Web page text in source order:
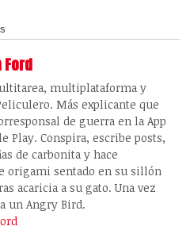
multiplataforma y
Más explicante que
de guerra en la App
Play. Conspira, escribe posts,
de carbonita y hace
origami sentado en su sillón
acaricia a su gato. Una vez
un Angry Bird.